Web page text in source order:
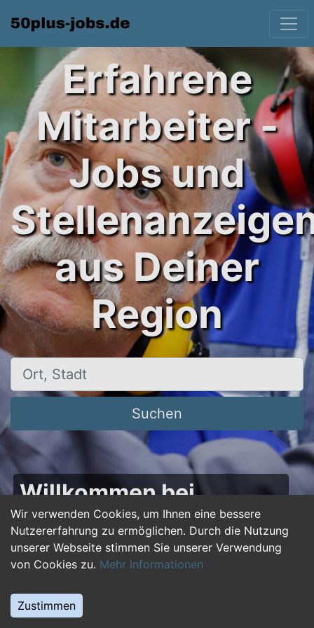
Wir verwenden Cookies, um Ihnen eine bessere
Nutzererfahrung zu ermöglichen. Durch die Nutzung
unserer Webseite stimmen Sie unserer Verwendung
von Cookies zu. Mehr Informationen
Zustimmen
Erfahrene
Mitarbeiter -
Jobs und
aus Deiner
Region
Ort, Stadt
Suchen
Willkommen bei
50plus-jobs.de – Dein
Portal für Jobs ab 50!
Du bist über 50 und suchst nach einer neuen
beruflichen Herausforderung oder einem
Jobwechsel? Auf